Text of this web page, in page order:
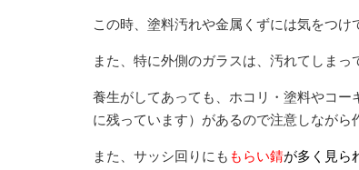
この時、塗料汚れや金属くずには気をつけ
また、特に外側のガラスは、汚れてしま
養生がしてあっても、ホコリ・塗料やコ
に残っています）があるので注意しながら
また、サッシ回りにも もらい錆が多く見ら